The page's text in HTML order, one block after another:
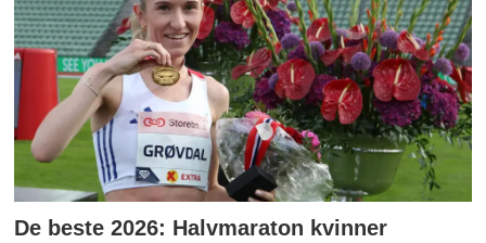
De beste 2026: Halvmaraton kvinner